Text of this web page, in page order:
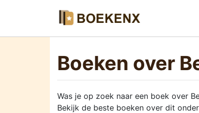
Boeken over
Was je op zoek naar een boek over
Bekijk de beste boeken over dit